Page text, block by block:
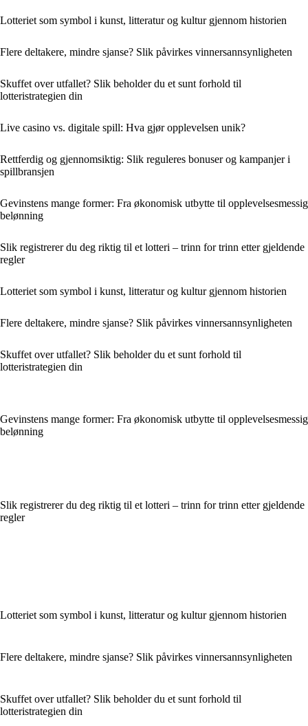
Lotteriet som symbol i kunst, litteratur og kultur gjennom historien
Flere deltakere, mindre sjanse? Slik påvirkes vinnersannsynligheten
Skuffet over utfallet? Slik beholder du et sunt forhold til
lotteristrategien din
Live casino vs. digitale spill: Hva gjør opplevelsen unik?
Rettferdig og gjennomsiktig: Slik reguleres bonuser og kampanjer i
spillbransjen
Gevinstens mange former: Fra økonomisk utbytte til opplevelsesmessig
belønning
Slik registrerer du deg riktig til et lotteri – trinn for trinn etter gjeldende
regler
Lotteriet som symbol i kunst, litteratur og kultur gjennom historien
Flere deltakere, mindre sjanse? Slik påvirkes vinnersannsynligheten
Skuffet over utfallet? Slik beholder du et sunt forhold til
lotteristrategien din
Gevinstens mange former: Fra økonomisk utbytte til opplevelsesmessig
belønning
Slik registrerer du deg riktig til et lotteri – trinn for trinn etter gjeldende
regler
Lotteriet som symbol i kunst, litteratur og kultur gjennom historien
Flere deltakere, mindre sjanse? Slik påvirkes vinnersannsynligheten
Skuffet over utfallet? Slik beholder du et sunt forhold til
lotteristrategien din